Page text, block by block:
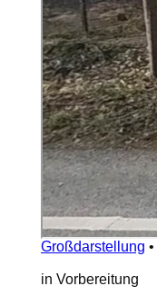
Großdarstellung •
in Vorbereitung